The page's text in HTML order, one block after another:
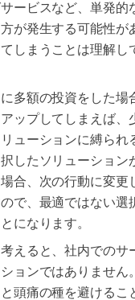
ービスなど、単発的
が発生する可能性が
しまうことは理解し
多額の投資をした場
ップしてしまえば、
ューションに縛られ
したソリューション
合、次の行動に変更
で、最適ではない選
になります。
えると、社内でのサ
ョンではありません
頭痛の種を避けるこ